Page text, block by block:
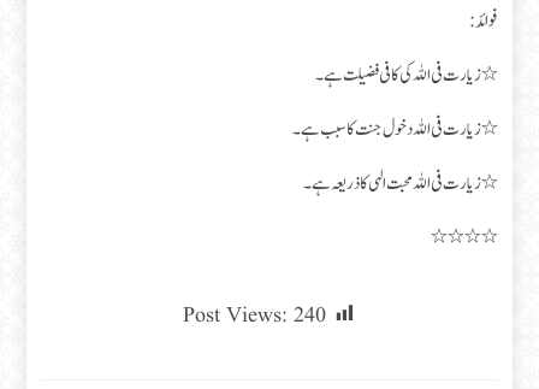
فوائد:
٭ زیارت فی اللہ کی کافی فضیلت ہے۔
٭ زیارت فی اللہ دخول جنت کا سبب ہے۔
٭ زیارت فی اللہ محبت الہی کا ذریعہ ہے۔
٭٭٭٭
Post Views: 240